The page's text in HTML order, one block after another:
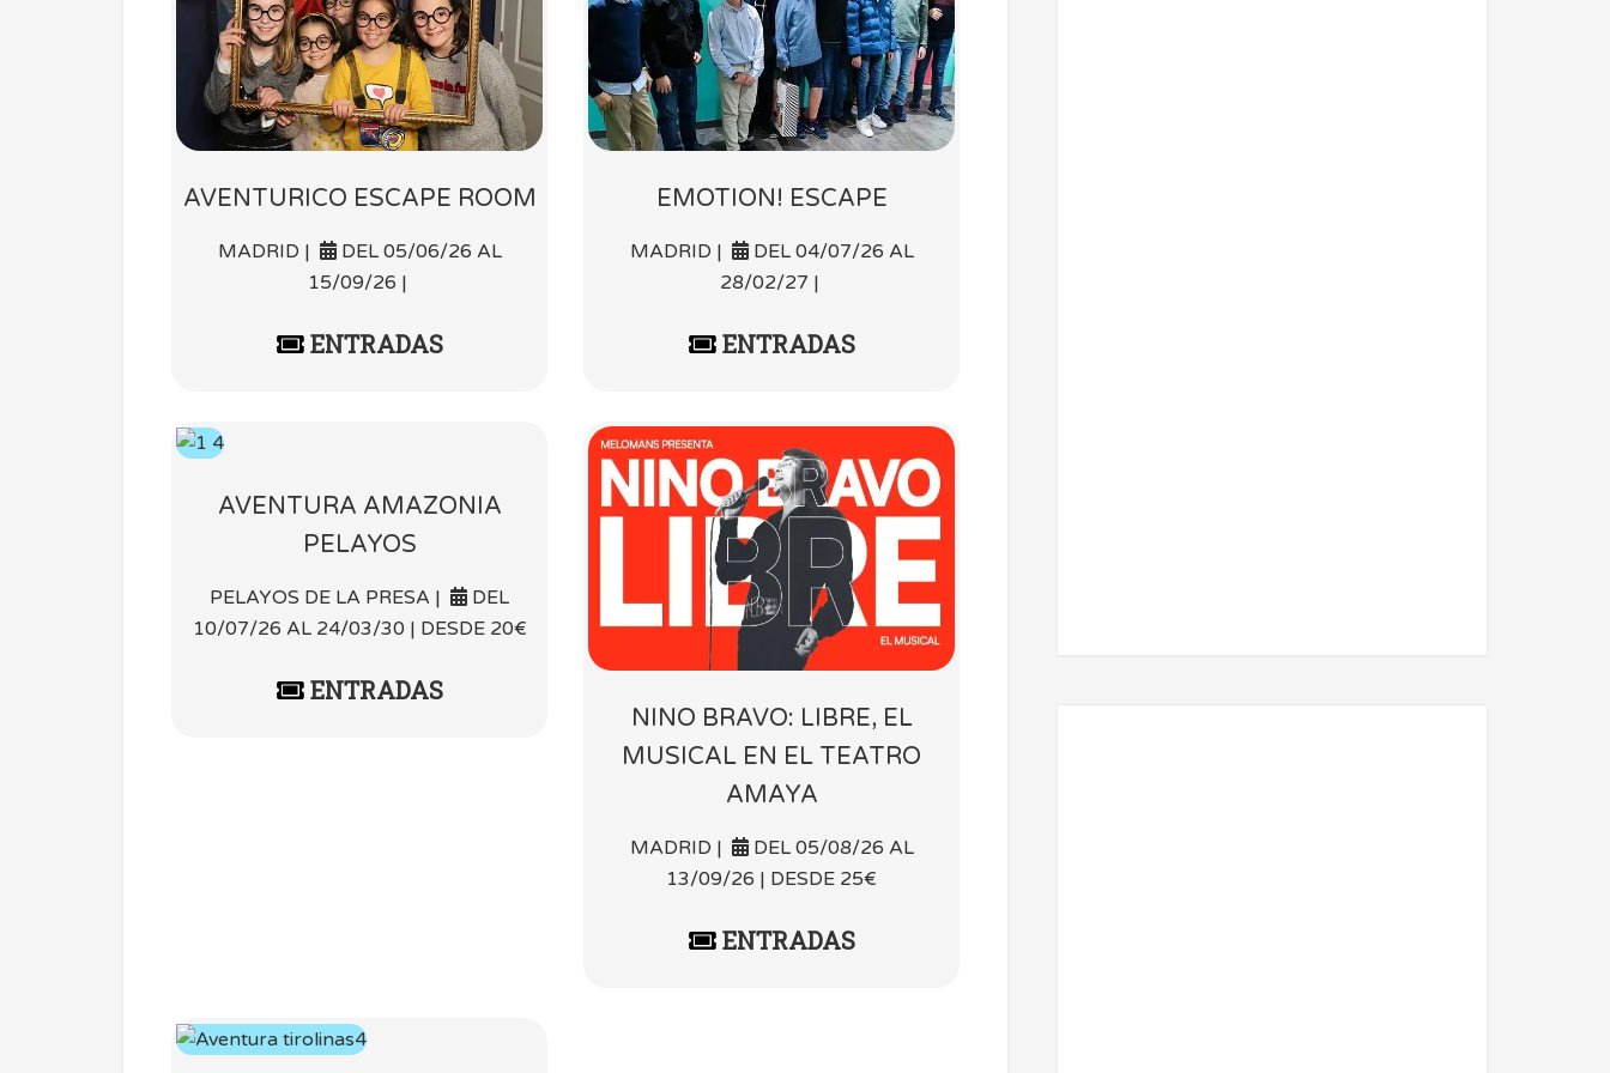
AVENTURICO ESCAPE ROOM
MADRID |
DEL 05/06/26 AL
15/09/26 |
ENTRADAS
EMOTION! ESCAPE
MADRID |
DEL 04/07/26 AL
28/02/27 |
ENTRADAS
AVENTURA AMAZONIA
PELAYOS
PELAYOS DE LA PRESA |
DEL
10/07/26 AL 24/03/30 | DESDE 20€
ENTRADAS
NINO BRAVO: LIBRE, EL
MUSICAL EN EL TEATRO
AMAYA
MADRID |
DEL 05/08/26 AL
13/09/26 | DESDE 25€
ENTRADAS